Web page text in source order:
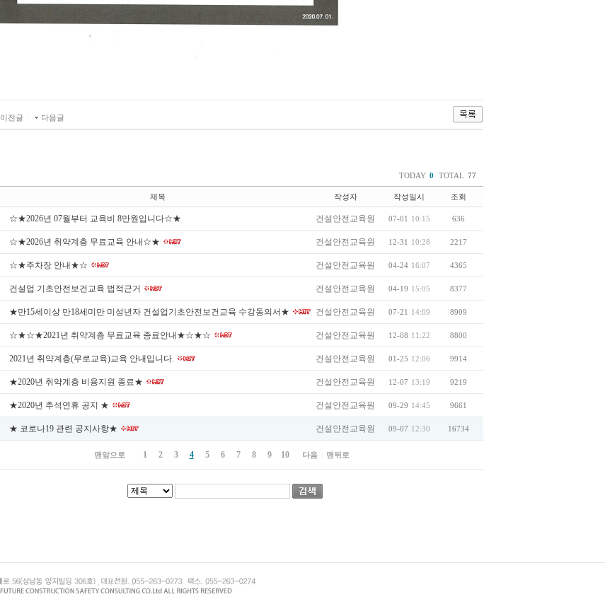
이전글 다음글
TODAY 0 TOTAL 77
제목 작성자 작성일시 조회
☆★2026년 07월부터 교육비 8만원입니다☆★ 건설안전교육원 07-01 10:15 636
☆★2026년 취약계층 무료교육 안내☆★ 건설안전교육원 12-31 10:28 2217
☆★주차장 안내★☆ 건설안전교육원 04-24 16:07 4365
건설업 기초안전보건교육 법적근거 건설안전교육원 04-19 15:05 8377
★만15세이상 만18세미만 미성년자 건설업기초안전보건교육 수강동의서★ 건설안전교육원 07-21 14:09 8909
☆★☆★2021년 취약계층 무료교육 종료안내★☆★☆ 건설안전교육원 12-08 11:22 8800
2021년 취약계층(무로교육)교육 안내입니다. 건설안전교육원 01-25 12:06 9914
★2020년 취약계층 비용지원 종료★ 건설안전교육원 12-07 13:19 9219
★2020년 추석연휴 공지 ★ 건설안전교육원 09-29 14:45 9661
★ 코로나19 관련 공지사항★ 건설안전교육원 09-07 12:30 16734
맨앞으로 1 2 3 4 5 6 7 8 9 10 다음 맨뒤로